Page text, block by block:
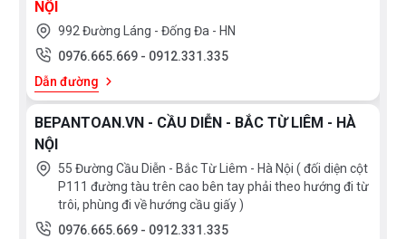
như các sản phẩm thiết bị nhà bếp và thiết bị
phòng tắm vui lòng liên hệ với chúng tôi theo
hotline 0976665669 - 0912331335
tốt nhất hoặc trực tiếp đến địa chỉ hệ thống
các nhân viên bán hàng của chúng tôi
NỘI
992 Đường Láng - Đống Đa - HN
0976.665.669 - 0912.331.335
Dẫn đường
BEPANTOAN.VN - CẦU DIỄN - BẮC TỪ LIÊM - HÀ
NỘI
55 Đường Cầu Diễn - Bắc Từ Liêm - Hà Nội ( đối diện cột
P111 đường tàu trên cao bên tay phải theo hướng đi từ
trôi, phùng đi về hướng cầu giấy )
0976.665.669 - 0912.331.335